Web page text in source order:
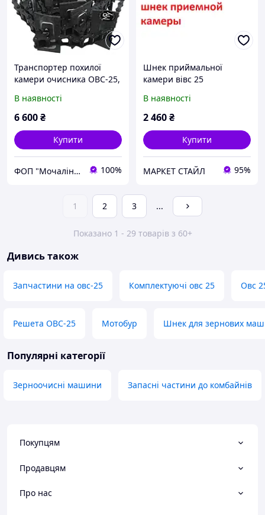
Транспортер похилої
камери очисника ОВС-25,
Транспортер похилої
камери вертикальний |
В наявності
6 600₴
Купити
ФОП "Мочалін Р.Ю." 100%
Шнек приймальної
камери вівс 25
В наявності
2 460₴
Купити
МАРКЕТ СТАЙЛ 95%
1 2 3 ...
Показано 1 - 29 товарів з 60+
Дивись також
Запчастини на овс-25 Комплектуючі овс 25 Овс
Решета ОВС-25 Мотобур Шнек для зернових
Популярні категорії
Зерноочисні машини Запасні частини до комбайнів
Покупцям
Продавцям
Про нас